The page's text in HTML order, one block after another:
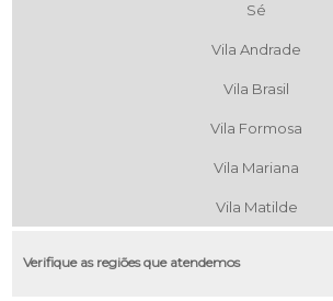
Sé
Vila Andrade
Vila Brasil
Vila Formosa
Vila Mariana
Vila Matilde
Verifique as regiões que atendemos